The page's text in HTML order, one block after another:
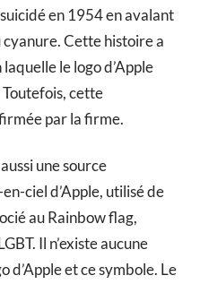
en 1954 en avalant
cyanure. Cette histoire a
le logo d’Apple
cette
par la firme.
une source
ciel d’Apple, utilisé de
au Rainbow flag,
Il n’existe aucune
d’Apple et ce symbole. Le